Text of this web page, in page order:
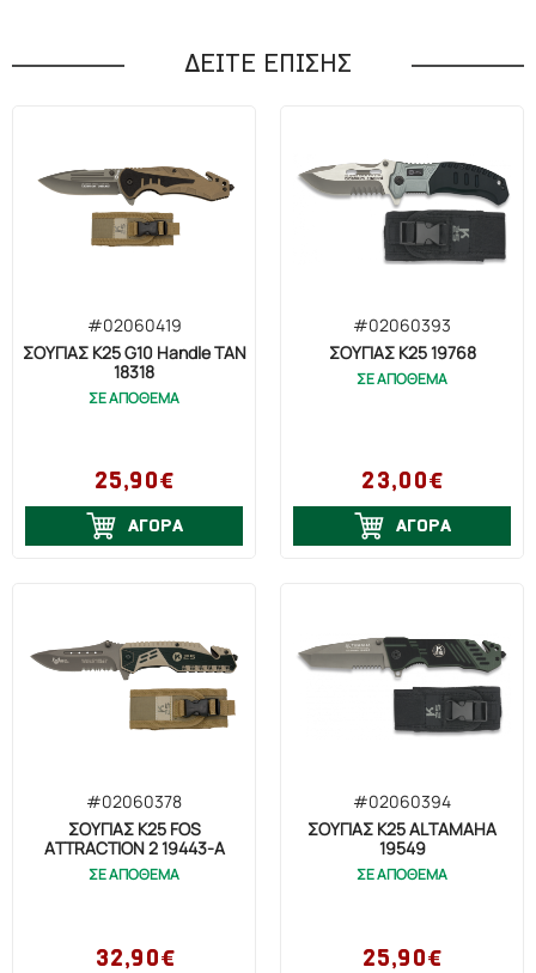
ΔΕΙΤΕ ΕΠΙΣΗΣ
#02060419
ΣΟΥΓΙΑΣ K25 G10 Handle TAN
18318
ΣΕ ΑΠΟΘΕΜΑ
25,90€
ΑΓΟΡΑ
#02060393
ΣΟΥΓΙΑΣ K25 19768
ΣΕ ΑΠΟΘΕΜΑ
23,00€
ΑΓΟΡΑ
#02060378
ΣΟΥΓΙΑΣ K25 FOS
ATTRACTION 2 19443-A
ΣΕ ΑΠΟΘΕΜΑ
32,90€
#02060394
ΣΟΥΓΙΑΣ K25 ALTAMAHA
19549
ΣΕ ΑΠΟΘΕΜΑ
25,90€